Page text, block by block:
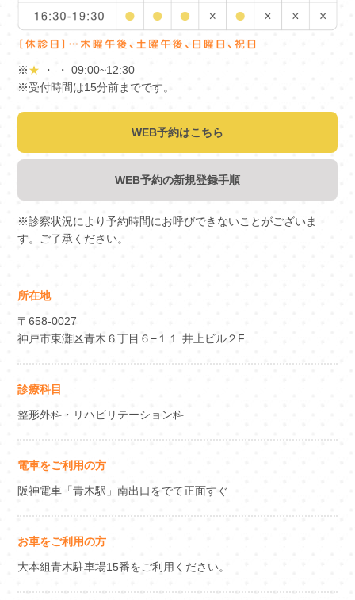
※★ ・ ・ 09:00~12:30
※受付時間は15分前までです。
WEB予約はこちら
WEB予約の新規登録手順
※診察状況により予約時間にお呼びできないことがございま
す。ご了承ください。
所在地
〒658-0027
神戸市東灘区青木６丁目６−１１ 井上ビル２F
診療科目
整形外科・リハビリテーション科
電車をご利用の方
阪神電車「青木駅」南出口をでて正面すぐ
お車をご利用の方
大本組青木駐車場15番をご利用ください。